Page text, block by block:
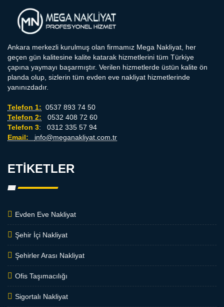
Ankara merkezli kurulmuş olan firmamız Mega Nakliyat, her
geçen gün kalitesine kalite katarak hizmetlerini tüm Türkiye
çapına yaymayı başarmıştır. Verilen hizmetlerde üstün kalite ön
planda olup, sizlerin tüm evden eve nakliyat hizmetlerinde
yanınızdadır.
Telefon 1: 0537 893 74 50
Telefon 2: 0532 408 72 60
Telefon 3: 0312 335 57 94
Email: info@meganakliyat.com.tr
ETIKETLER
Evden Eve Nakliyat
Şehir İçi Nakliyat
Şehirler Arası Nakliyat
Ofis Taşımacılığı
Sigortalı Nakliyat